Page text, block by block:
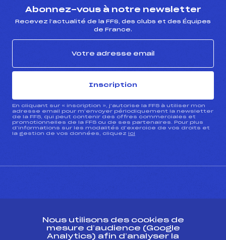
Abonnez-vous à notre newsletter
Recevez l’actualité de la FFS, des clubs et des Équipes
de France.
Inscription
En cliquant sur « inscription », j’autorise la FFS à utiliser mon
adresse email pour m’envoyer périodiquement la newsletter
de la FFS, qui peut contenir des offres commerciales et
promotionnelles de la FFS ou de ses partenaires. Pour plus
d’informations sur les modalités d’exercice de vos droits et
la gestion de vos données, cliquez ici
ESPACE PRESSE
Nous utilisons des cookies de
mesure d’audience (Google
Analytics) afin d’analyser la